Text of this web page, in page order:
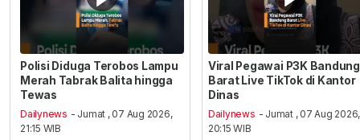
Polisi Diduga Terobos Lampu
Merah Tabrak Balita hingga
Tewas
Dailynews - Jumat , 07 Aug 2026,
21:15 WIB
Viral Pegawai P3K Bandung
Barat Live TikTok di Kantor
Dinas
Dailynews - Jumat , 07 Aug 2026,
20:15 WIB